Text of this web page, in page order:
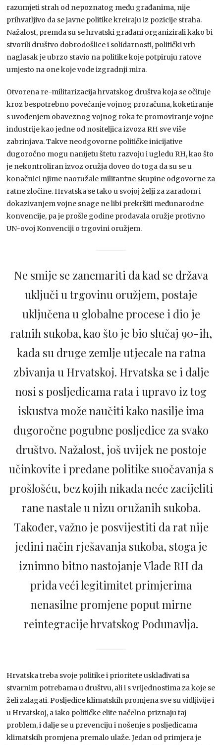
razumjeti strah od nepoznatog među građanima, nije
prihvatljivo da se javne politike kreiraju iz pozicije straha.
Nažalost, premda su se hrvatski građani organizirali kako bi
stvorili društvo dobrodošlice i solidarnosti, politički vrh
naglasak je ubrzo stavio na politike koje potpiruju ratove
umjesto na one koje vode izgradnji mira.
Otvorena re-militarizacija hrvatskog društva koja se očituje
kroz bespotrebno povećanje vojnog proračuna, koketiranje
s uvođenjem obaveznog vojnog roka te promoviranje vojne
industrije kao jedne od nositeljica izvoza RH sve više
zabrinjava. Takve neodgovorne političke inicijative
dugoročno mogu nanijetu štetu razvoju i ugledu RH, kao što
je nekontroliran izvoz oružja doveo do toga da su se u
konačnici njime naoružale militantne skupine odgovorne za
ratne zločine. Hrvatska se tako u svojoj želji za zaradom i
dokazivanjem vojne snage ne libi prekršiti međunarodne
konvencije, pa je prošle godine prodavala oružje protivno
UN-ovoj Konvenciji o trgovini oružjem.
Ne smije se zanemariti da kad se država
uključi u trgovinu oružjem, postaje
uključena u globalne procese i dio je
ratnih sukoba, kao što je bio slučaj 90-ih,
kada su druge zemlje utjecale na ratna
zbivanja u Hrvatskoj. Hrvatska se i dalje
nosi s posljedicama rata i upravo iz tog
iskustva može naučiti kako nasilje ima
dugoročne pogubne posljedice za svako
društvo. Nažalost, još uvijek ne postoje
učinkovite i predane politike suočavanja s
prošlošću, bez kojih nikada neće zacijeliti
rane nastale u nizu oružanih sukoba.
Također, važno je posvijestiti da rat nije
jedini način rješavanja sukoba, stoga je
iznimno bitno nastojanje Vlade RH da
prida veći legitimitet primjerima
nenasilne promjene poput mirne
reintegracije hrvatskog Podunavlja.
Hrvatska treba svoje politike i prioritete usklađivati sa
stvarnim potrebama u društvu, ali i s vrijednostima za koje se
želi zalagati. Posljedice klimatskih promjena sve su vidljivije i
u Hrvatskoj, a iako političke elite načelno priznaju taj
problem, i dalje se u prevenciju i nošenje s posljedicama
klimatskih promjena premalo ulaže. Jedan od primjera je